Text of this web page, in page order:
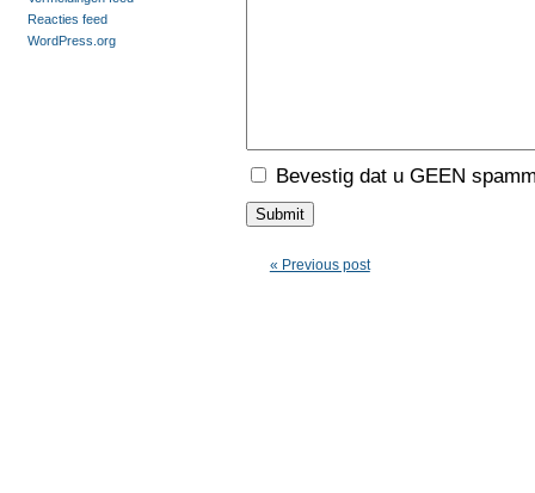
Bevestig dat u GEEN
« Previous post
Reacties feed
WordPress.org